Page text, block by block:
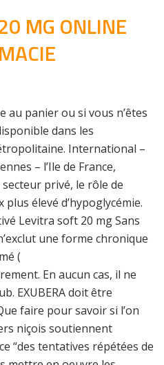
MG ONLINE
au panier ou si vous n’êtes
dans les
International –
– l’Ile de France,
privé, le rôle de
plus élevé d’hypoglycémie.
Levitra soft 20 mg Sans
une forme chronique
(
En aucun cas, il ne
EXUBERA doit être
faire pour savoir si l’on
niçois soutiennent
“des tentatives répétées de